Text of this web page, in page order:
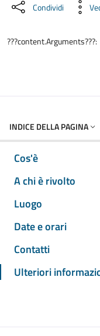
Condividi
???content.Arguments???:
INDICE DELLA PAGINA
Cos'è
A chi è rivolto
Luogo
Date e orari
Contatti
Ulteriori